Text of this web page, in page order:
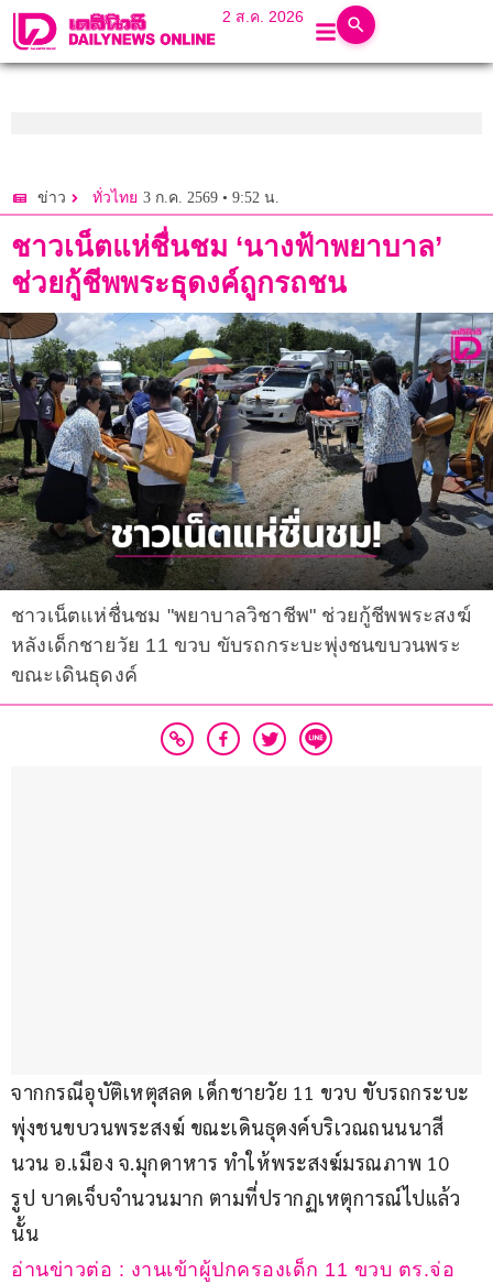
2 ส.ค. 2026
ข่าว ทั่วไทย 3 ก.ค. 2569 • 9:52 น.
ชาวเน็ตแห่ชื่นชม ‘นางฟ้าพยาบาล’
ช่วยกู้ชีพพระธุดงค์ถูกรถชน
ชาวเน็ตแห่ชื่นชม "พยาบาลวิชาชีพ" ช่วยกู้ชีพพระสงฆ์
หลังเด็กชายวัย 11 ขวบ ขับรถกระบะพุ่งชนขบวนพระ
ขณะเดินธุดงค์
จากกรณีอุบัติเหตุสลด เด็กชายวัย 11 ขวบ ขับรถกระบะ
พุ่งชนขบวนพระสงฆ์ ขณะเดินธุดงค์บริเวณถนนนาสี
นวน อ.เมือง จ.มุกดาหาร ทำให้พระสงฆ์มรณภาพ 10
รูป บาดเจ็บจำนวนมาก ตามที่ปรากฏเหตุการณ์ไปแล้ว
นั้น
อ่านข่าวต่อ : งานเข้าผู้ปกครองเด็ก 11 ขวบ ตร.จ่อ